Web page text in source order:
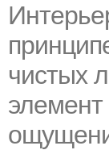
чистых
элемент